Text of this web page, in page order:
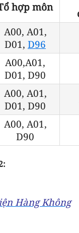
hợp môn
A00, A01,
D01, D96
A00,A01,
D01, D90
A00, A01,
D01, D90
A00, A01,
D90
Hàng Không